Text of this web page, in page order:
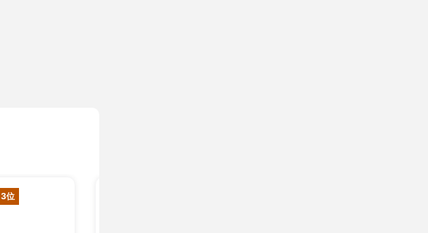
3位